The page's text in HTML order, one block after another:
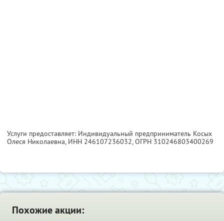
Услуги предоставляет: Индивидуальный предприниматель Косых
Олеся Николаевна, ИНН 246107236032, ОГРН 310246803400269
Похожие акции: